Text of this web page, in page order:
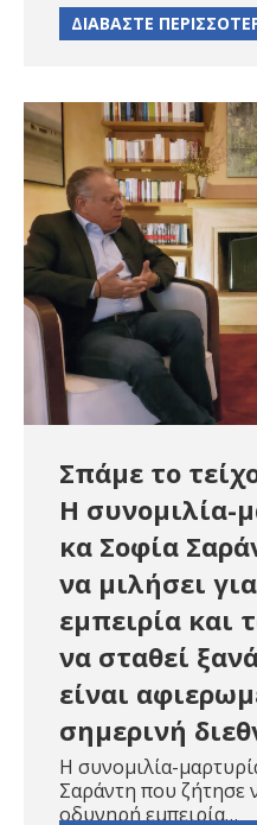
ΔΙΑΒΑΣΤΕ
Σπάμε το
Η συνομιλία-
κα Σοφία
να μιλήσει
εμπειρία και
να σταθεί
είναι
σημερινή
Η συνομιλία-
Σαράντη που ζήτησε
οδυνηρή εμπειρία…